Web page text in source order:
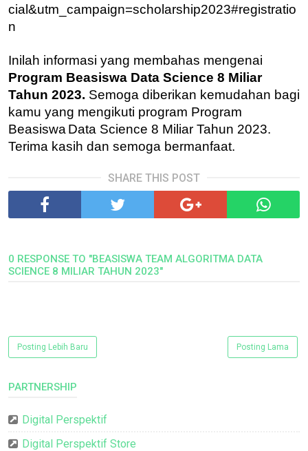
cial&utm_campaign=scholarship2023#registratio
n
Inilah informasi yang membahas mengenai
Program Beasiswa Data Science 8 Miliar
Tahun 2023. Semoga diberikan kemudahan bagi
kamu yang mengikuti program Program
Beasiswa Data Science 8 Miliar Tahun 2023.
Terima kasih dan semoga bermanfaat.
SHARE THIS POST
0 RESPONSE TO "BEASISWA TEAM ALGORITMA DATA
SCIENCE 8 MILIAR TAHUN 2023"
Posting Lebih Baru Posting Lama
PARTNERSHIP
Digital Perspektif
Digital Perspektif Store